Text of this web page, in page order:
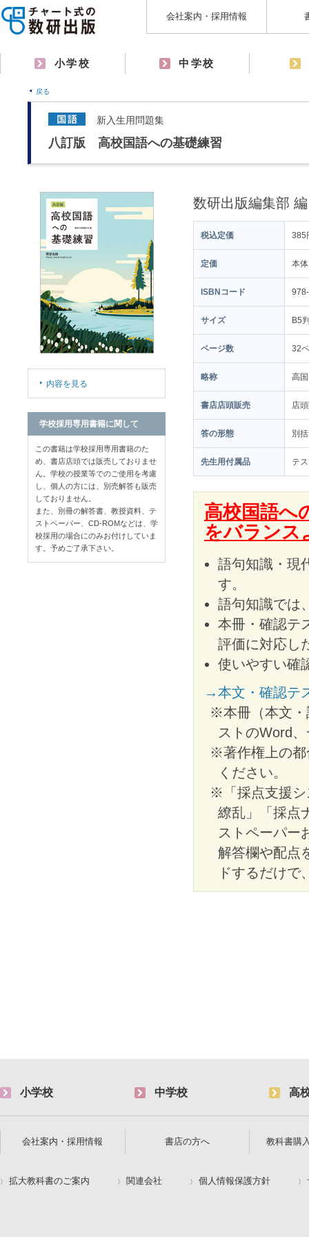
会社案内・採用情報
小学校 中学校
戻る
新入生用問題集
八訂版 高校国語への基礎練習
数研出版編集部 編
税込定価 385
定価 本
ISBNコード
サイズ B5
ページ数 32
略称 高
書店店頭販売 店
答の形態 別
先生用付属品 テ
高校国語へ
をバランス
語句知識・現
す。
語句知識では
本冊・確認テ
評価に対応し
使いやすい確
→本文・確認テ
※本冊（本文・
ストのWord
※著作権上の都
ください。
※「採点支援シ
繚乱」「採点
ストペーパー
解答欄や配点
ドするだけで
内容を見る
学校採用専用書籍に関して
この書籍は学校採用専用書籍のた
め、書店店頭では販売しておりませ
ん。学校の授業等でのご使用を考慮
し、個人の方には、別売解答も販売
しておりません。
また、別冊の解答書、教授資料、テ
ストペーパー、CD-ROMなどは、学
校採用の場合にのみお付けしていま
す。予めご了承下さい。
小学校 中学校 高
会社案内・採用情報 書店の方へ 教科書購
拡大教科書のご案内 関連会社 個人情報保護方針